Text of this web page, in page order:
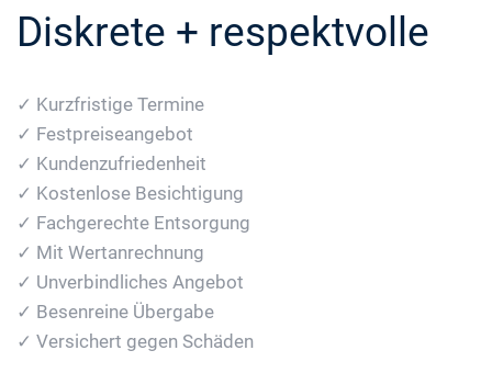
Diskrete + respektvolle
✓ Kurzfristige Termine
✓ Festpreiseangebot
✓ Kundenzufriedenheit
✓ Kostenlose Besichtigung
✓ Fachgerechte Entsorgung
✓ Mit Wertanrechnung
✓ Unverbindliches Angebot
✓ Besenreine Übergabe
✓ Versichert gegen Schäden